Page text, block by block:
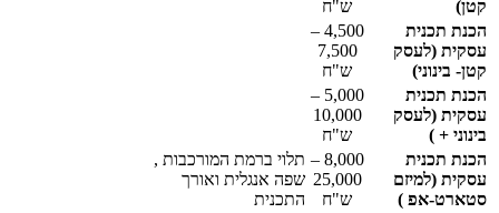
קטן)
ש"ח
הכנת תכנית
עסקית (לעסק
קטן- בינוני)
4,500 –
7,500
ש"ח
הכנת תכנית
עסקית (לעסק
בינוני + )
5,000 –
10,000
ש"ח
הכנת תכנית
עסקית (למיזם
סטארט-אפ )
8,000 –
25,000
ש"ח
תלוי ברמת המורכבות ,
שפה אנגלית ואורך
התכנית